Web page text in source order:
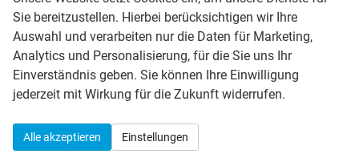
Sportausführung, mit Lenkradheizung, mit Schaltwippen
Rücksitzbank hinten geteilt, Sitzheizung, Sitzheizung hinten,
Sportsitze
Sitze: Lordosenstütze
Fahrer und Beifahrer
Höhenverstellbarer Beifahrersitz, Höhenverstellbarer
Fahrersitz
Sie bereitzustellen. Hierbei berücksichtigen wir Ihre
Auswahl und verarbeiten nur die Daten für Marketing,
Analytics und Personalisierung, für die Sie uns Ihr
Einverständnis geben. Sie können Ihre Einwilligung
jederzeit mit Wirkung für die Zukunft widerrufen.
Alle akzeptieren Einstellungen